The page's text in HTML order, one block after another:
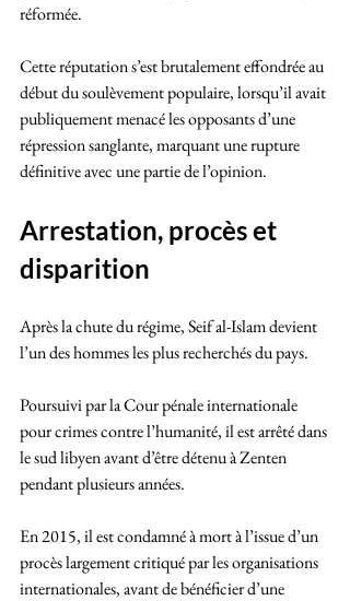
réformée.
Cette réputation s’est brutalement effondrée au
début du soulèvement populaire, lorsqu’il avait
publiquement menacé les opposants d’une
répression sanglante, marquant une rupture
définitive avec une partie de l’opinion.
Arrestation, procès et
disparition
Après la chute du régime, Seif al-Islam devient
l’un des hommes les plus recherchés du pays.
Poursuivi par la Cour pénale internationale
pour crimes contre l’humanité, il est arrêté dans
le sud libyen avant d’être détenu à Zenten
pendant plusieurs années.
En 2015, il est condamné à mort à l’issue d’un
procès largement critiqué par les organisations
internationales, avant de bénéficier d’une